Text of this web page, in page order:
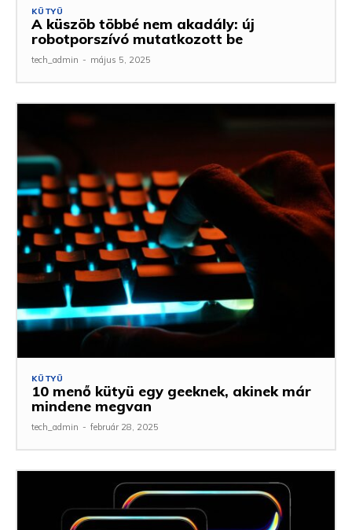
KÜTYÜ
A küszöb többé nem akadály: új
robotporszívó mutatkozott be
tech_admin - május 5, 2025
KÜTYÜ
10 menő kütyü egy geeknek, akinek már
mindene megvan
tech_admin - február 28, 2025